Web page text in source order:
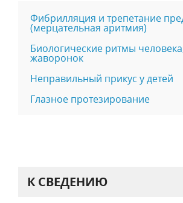
Фибрилляция и трепетание
(мерцательная аритмия)
Биологические ритмы
жаворонок
Неправильный прикус у детей
Глазное протезирование
К СВЕДЕНИЮ